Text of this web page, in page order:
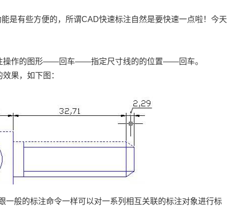
是有些方便的，所谓CAD快速标注自然是要快速一点啦！今天
操作的图形——回车——指定尺寸线的的位置——回车。
果，如下图：
一般的标注命令一样可以对一系列相互关联的标注对象进行标